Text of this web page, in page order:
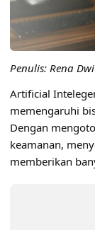
Penulis: Rena
Artificial
memengaruhi
Dengan
keamanan,
memberikan